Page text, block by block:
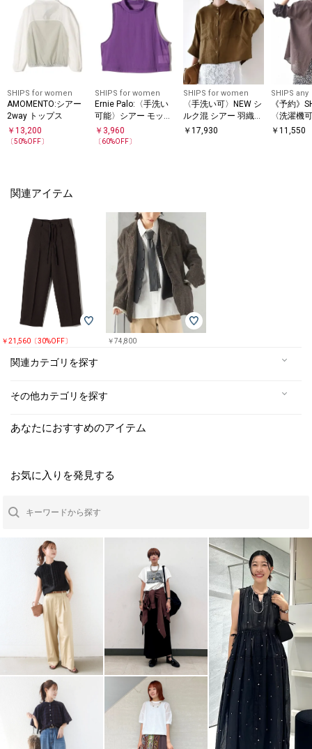
SHIPS for women
AMOMENTO:シアー
2way トップス
￥ 13,200
〔50%OFF〕
SHIPS for women
Ernie Palo:〈手洗い
可能〉シアー モック
ネック ノースリーブ
￥ 3,960
〔60%OFF〕
SHIPS for women
〈手洗い可〉NEW シ
ルク混 シアー 羽織
シャツ
￥ 17,930
SHIPS any
《予約》
〈洗濯機
ー リボン
￥11,550
関連アイテム
￥21,560〔30%OFF〕 ￥74,800
関連カテゴリを探す
その他カテゴリを探す
あなたにおすすめのアイテム
お気に入りを発見する